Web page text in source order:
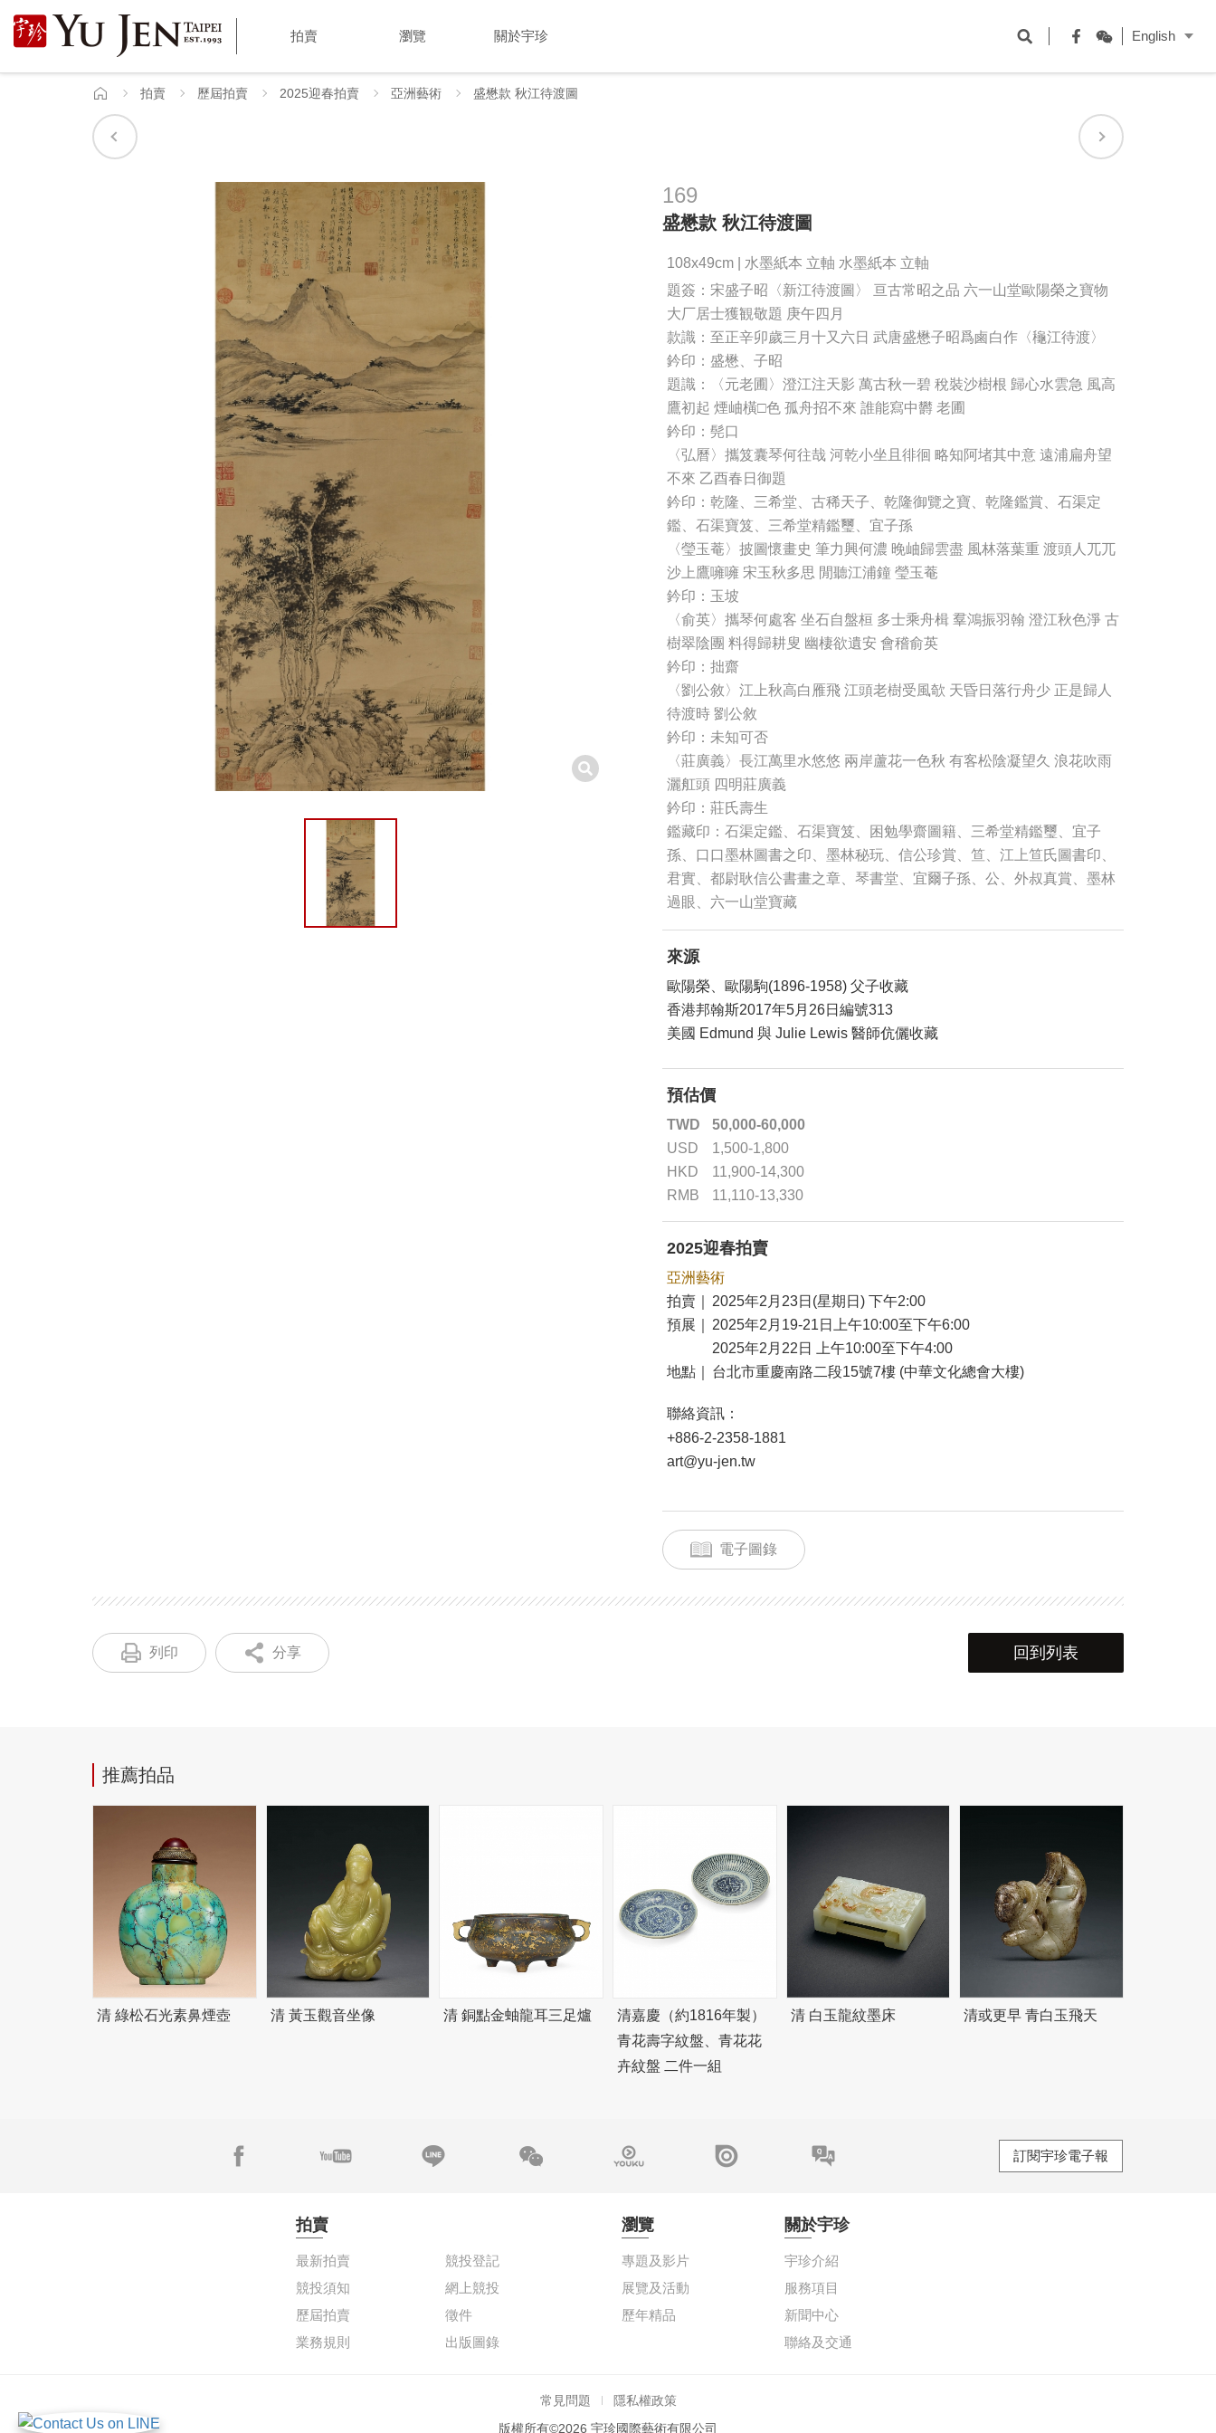
宇
珍
拍賣 瀏覽 關於宇珍
Facebook
WeChat
English
首
頁
拍賣 歷屆拍賣 2025迎春拍賣 亞洲藝術 盛懋款 秋江待渡圖
169
盛懋款 秋江待渡圖
108x49cm | 水墨紙本 立軸 水墨紙本 立軸
題簽：宋盛子昭〈新江待渡圖〉 亘古常昭之品 六一山堂歐陽榮之寶物
大厂居士獲観敬題 庚午四月
款識：至正辛卯歲三月十又六日 武唐盛懋子昭爲鹵白作〈龝江待渡〉
鈐印：盛懋、子昭
題識：〈元老圃〉澄江注天影 萬古秋一碧 稅裝沙樹根 歸心水雲急 風高
鷹初起 煙岫橫□色 孤舟招不來 誰能寫中欝 老圃
鈐印：髡口
〈弘曆〉攜笈囊琴何往哉 河乾小坐且徘徊 略知阿堵其中意 遠浦扁舟望
不來 乙酉春日御題
鈐印：乾隆、三希堂、古稀天子、乾隆御覽之寶、乾隆鑑賞、石渠定
鑑、石渠寶笈、三希堂精鑑璽、宜子孫
〈瑩玉菴〉披圖懷畫史 筆力興何濃 晚岫歸雲盡 風林落葉重 渡頭人兀兀
沙上鷹噰噰 宋玉秋多思 閒聽江浦鐘 瑩玉菴
鈐印：玉坡
〈俞英〉攜琴何處客 坐石自盤桓 多士乘舟楫 羣鴻振羽翰 澄江秋色淨 古
樹翠陰團 料得歸耕叟 幽棲欲遺安 會稽俞英
鈐印：拙齋
〈劉公敘〉江上秋高白雁飛 江頭老樹受風欹 天昏日落行舟少 正是歸人
待渡時 劉公敘
鈐印：未知可否
〈莊廣義〉長江萬里水悠悠 兩岸蘆花一色秋 有客松陰凝望久 浪花吹雨
灑舡頭 四明莊廣義
鈐印：莊氏壽生
鑑藏印：石渠定鑑、石渠寶笈、困勉學齋圖籍、三希堂精鑑璽、宜子
孫、口口墨林圖書之印、墨林秘玩、信公珍賞、笪、江上笪氏圖書印、
君實、都尉耿信公書畫之章、琴書堂、宜爾子孫、公、外叔真賞、墨林
過眼、六一山堂寶藏
來源
歐陽榮、歐陽駒(1896-1958) 父子收藏
香港邦翰斯2017年5月26日編號313
美國 Edmund 與 Julie Lewis 醫師伉儷收藏
預估價
TWD
50,000-60,000
USD
1,500-1,800
HKD
11,900-14,300
RMB
11,110-13,330
2025迎春拍賣
亞洲藝術
拍賣｜
2025年2月23日(星期日) 下午2:00
預展｜
2025年2月19-21日上午10:00至下午6:00
2025年2月22日 上午10:00至下午4:00
地點｜
台北市重慶南路二段15號7樓 (中華文化總會大樓)
聯絡資訊：
+886-2-2358-1881
art@yu-jen.tw
電子圖錄
列印 分享 回到列表
推薦拍品
清 綠松石光素鼻煙壺 清 黃玉觀音坐像 清 銅點金蚰龍耳三足爐
清嘉慶（約1816年製）
青花壽字紋盤、青花花
卉紋盤 二件一組
清 白玉龍紋墨床 清或更早 青白玉飛天
訂閱宇珍電子報
拍賣
最新拍賣
競投登記
競投須知
網上競投
歷屆拍賣
徵件
業務規則
出版圖錄
瀏覽
專題及影片
展覽及活動
歷年精品
關於宇珍
宇珍介紹
服務項目
新聞中心
聯絡及交通
常見問題
隱私權政策
版權所有©2026 宇珍國際藝術有限公司